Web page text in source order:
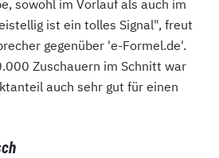
sowohl im Vorlauf als auch im
ist ein tolles Signal", freut
gegenüber 'e-Formel.de'.
Zuschauern im Schnitt war
auch sehr gut für einen